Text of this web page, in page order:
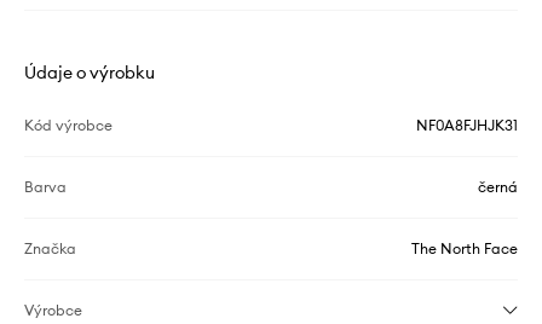
Údaje o výrobku
Kód výrobce NF0A8FJHJK31
Barva černá
Značka The North Face
Výrobce